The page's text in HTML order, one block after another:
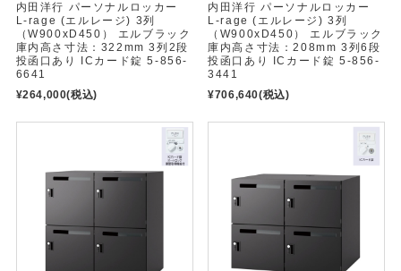
内田洋行 パーソナルロッカー
L-rage (エルレージ) 3列
（W900xD450） エルブラック
庫内高さ寸法：322mm 3列2段
投函口あり ICカード錠 5-856-
6641
¥264,000(税込)
内田洋行 パーソナルロッカー
L-rage (エルレージ) 3列
（W900xD450） エルブラック
庫内高さ寸法：208mm 3列6段
投函口あり ICカード錠 5-856-
3441
¥706,640(税込)